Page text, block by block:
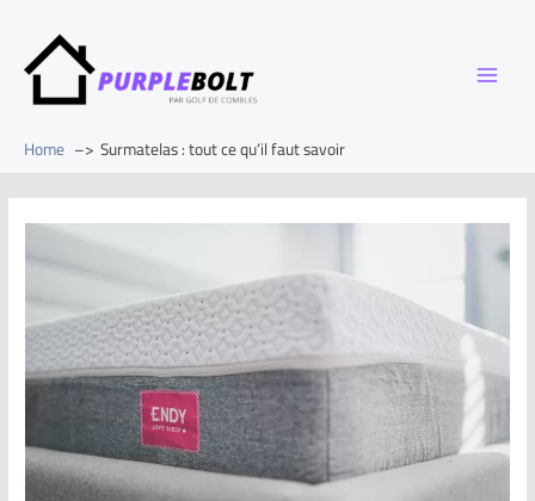
Home Surmatelas : tout ce qu’il faut savoir